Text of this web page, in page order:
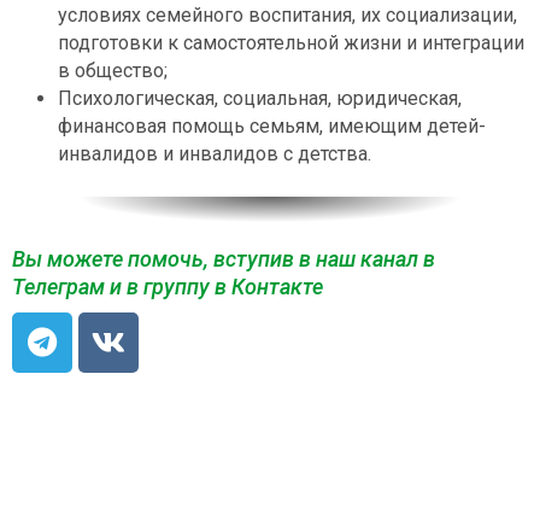
условиях семейного воспитания, их социализации,
подготовки к самостоятельной жизни и интеграции
в общество;
Психологическая, социальная, юридическая,
финансовая помощь семьям, имеющим детей-
инвалидов и инвалидов с детства.
Вы можете помочь, вступив в наш канал в
Телеграм и в группу в Контакте